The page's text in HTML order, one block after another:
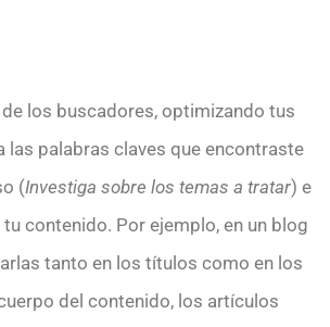
los buscadores, optimizando tus
las palabras claves que encontraste
(Investiga sobre los temas a tratar) e
contenido. Por ejemplo, en un blog
tanto en los títulos como en los
del contenido, los artículos